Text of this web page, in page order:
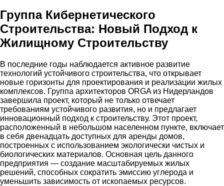
Группа Кибернетического
Строительства: Новый Подход к
Жилищному Строительству
В последние годы наблюдается активное развитие
технологий устойчивого строительства, что открывает
новые горизонты для проектирования и реализации жилых
комплексов. Группа архитекторов ORGA из Нидерландов
завершила проект, который не только отвечает
требованиям устойчивого развития, но и предлагает
инновационный подход к строительству. Этот проект,
расположенный в небольшом населенном пункте, включает
в себя двенадцать доступных для аренды домов,
построенных с использованием экологически чистых и
биологических материалов. Основная цель данного
предприятия — создание масштабируемых жилых
решений, способных сократить эмиссию углерода и
уменьшить зависимость от ископаемых ресурсов.